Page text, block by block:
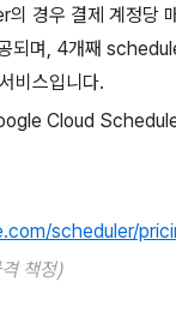
경우 결제 계정당
되며, 4개째
비스입니다.
Cloud
scheduler/
책정)